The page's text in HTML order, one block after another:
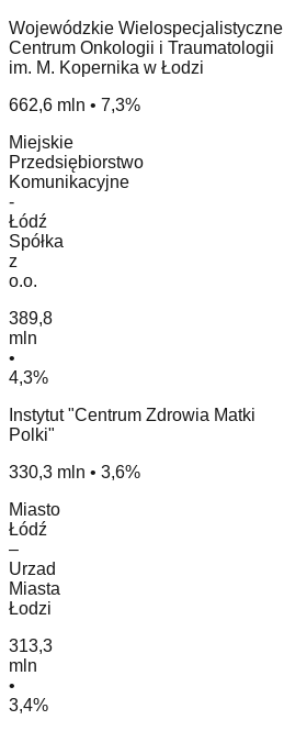
Wojewódzkie Wielospecjalistyczne
Centrum Onkologii i Traumatologii
im. M. Kopernika w Łodzi
662,6 mln • 7,3%
Miejskie
Przedsiębiorstwo
Komunikacyjne
-
Łódź
Spółka
z
o.o.
389,8
mln
•
4,3%
Instytut "Centrum Zdrowia Matki
Polki"
330,3 mln • 3,6%
Miasto
Łódź
–
Urzad
Miasta
Łodzi
313,3
mln
•
3,4%